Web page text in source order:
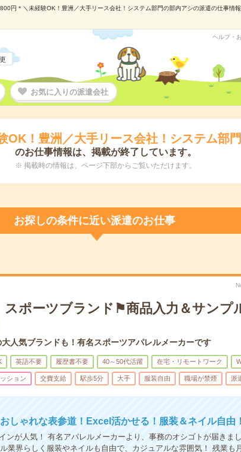
円＊＼未経験OK！豊洲／大手リース会社！システム部門の部内アシの派遣の仕事情
ヘルプ・
お気に入りの派遣会社
OK！豊洲／大手リース会社！システム部
のお仕事情報は、掲載が終了しています。
※ 掲載時の情報は、ページ下部からご覧いただけます。
お探しの条件に近い派遣のお仕事
スポーツブランド⚑商品入力＆サンプ
人気ブランドも！有名スポーツアパレルメーカーです
英語不要 履歴書不要 40～50代活躍 在宅・リモートワーク
ション 交費支給 駅歩5分 大手 服装自由 職場が禁煙 派
しゃれな表参道！Excel活かせる！服装＆ネイル自由！
ンが人気！ 有名アパレルメーカーより、事務のオシゴトが届きま
業界らしく服装やネイルも自由で、カジュアルな雰囲気！ 残業も